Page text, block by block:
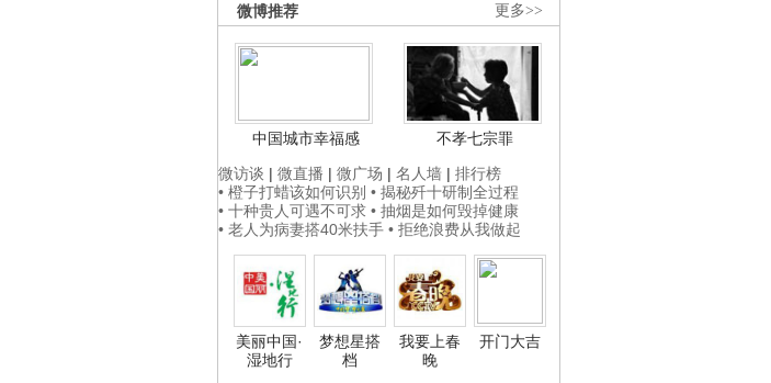
更多>>
微博推荐
中国城市幸福感
不孝七宗罪
微访谈 | 微直播 | 微广场 | 名人墙 | 排行榜
• 橙子打蜡该如何识别 • 揭秘歼十研制全过程
• 十种贵人可遇不可求 • 抽烟是如何毁掉健康
• 老人为病妻搭40米扶手 • 拒绝浪费从我做起
美丽中国·
湿地行
梦想星搭
档
我要上春
晚
开门大吉